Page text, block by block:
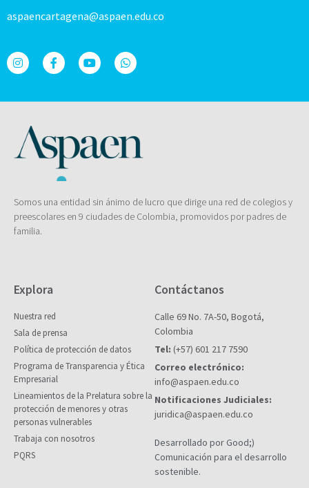
aspaencartagena@aspaen.edu.co
Somos una entidad sin ánimo de lucro que dirige una red de colegios y
preescolares en 9 ciudades de Colombia, promovidos por padres de
familia.
Explora
Nuestra red
Sala de prensa
Política de protección de datos
Programa de Transparencia y Ética
Empresarial
Lineamientos de la Prelatura sobre la
protección de menores y otras
personas vulnerables
Trabaja con nosotros
PQRS
Contáctanos
Calle 69 No. 7A-50, Bogotá,
Colombia
Tel: (+57) 601 217 7590
Correo electrónico:
info@aspaen.edu.co
Notificaciones Judiciales:
juridica@aspaen.edu.co
Desarrollado por Good;)
Comunicación para el desarrollo
sostenible.